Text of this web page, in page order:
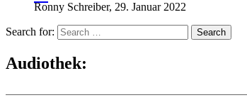
Ronny Schreiber, 29. Januar 2022
Search for: Search
Audiothek: